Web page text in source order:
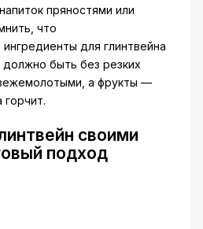
пряностями или
что
для глинтвейна
быть без резких
а фрукты —
своими
подход